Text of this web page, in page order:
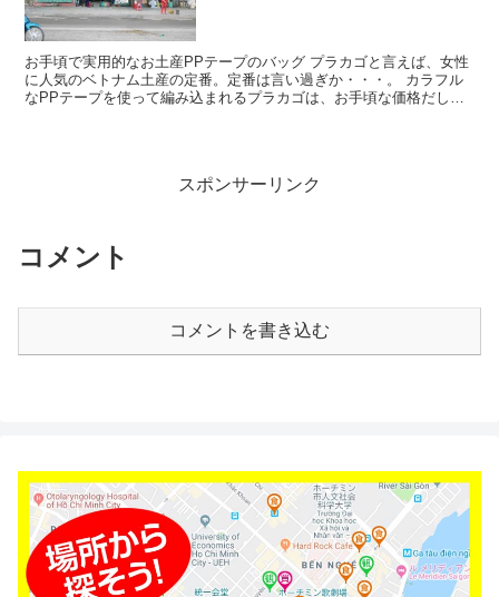
お手頃で実用的なお土産PPテープのバッグ プラカゴと言えば、女性
に人気のベトナム土産の定番。定番は言い過ぎか・・・。 カラフル
なPPテープを使って編み込まれるプラカゴは、お手頃な価格だし、
スポンサーリンク
コメント
コメントを書き込む